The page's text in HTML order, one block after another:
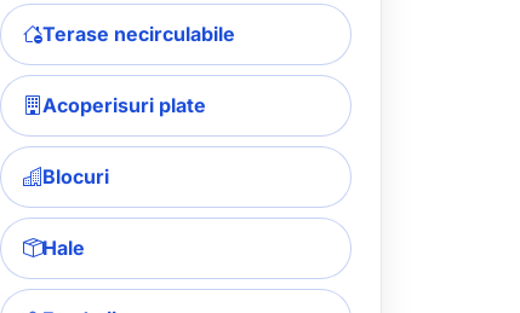
Terase necirculabile
Acoperisuri plate
Blocuri
Hale